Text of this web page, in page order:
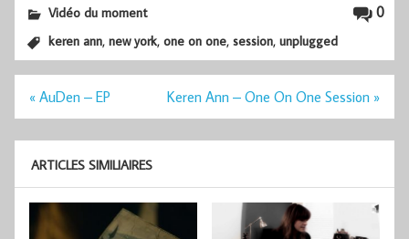
0
Vidéo du moment
keren ann,new york,one on one,session,unplugged
Navigation
« AuDen – EP Keren Ann – One On One Session »
ARTICLES SIMILIAIRES